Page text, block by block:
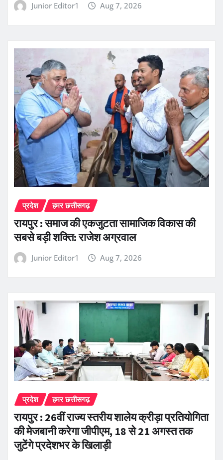
Junior Editor1 Aug 7, 2026
प्रदेश हमर छत्तीसगढ़
रायपुर : समाज की एकजुटता सामाजिक विकास की
सबसे बड़ी शक्ति: राजेश अग्रवाल
Junior Editor1 Aug 7, 2026
प्रदेश हमर छत्तीसगढ़
रायपुर : 26वीं राज्य स्तरीय शालेय क्रीड़ा प्रतियोगिता
की मेजबानी करेगा जीपीएम, 18 से 21 अगस्त तक
जुटेंगे प्रदेशभर के खिलाड़ी